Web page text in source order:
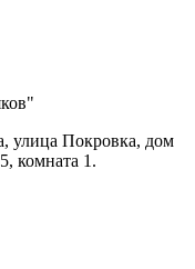
улица Покровка, дом
комната 1.